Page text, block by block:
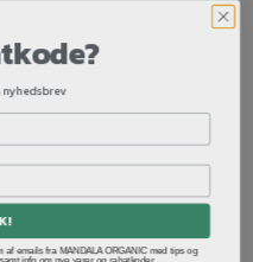
emails fra MANDALA ORGANIC med tips og
info om nye varer og rabatkoder.